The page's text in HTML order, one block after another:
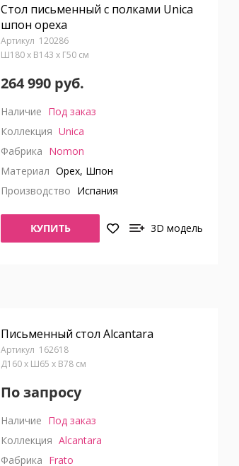
Стол письменный с полками Unica
шпон ореха
120286
Ш180 x В143 x Г50 см
264 990 руб.
Наличие Под заказ
Коллекция Unica
Фабрика Nomon
Материал Орех, Шпон
Производство Испания
КУПИТЬ 3D модель
Письменный стол Alcantara
162618
Д160 x Ш65 x В78 см
По запросу
Наличие Под заказ
Коллекция Alcantara
Фабрика Frato